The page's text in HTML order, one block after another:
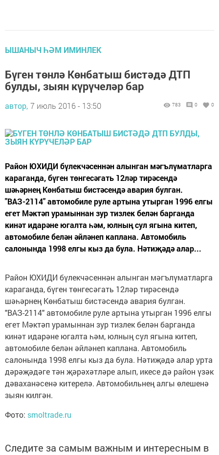
ЫШАНЫЧ ҺӘМ ИМИНЛЕК
Бүген төнлә Көнбатыш бистәдә ДТП
булды, зыян күрүчеләр бар
автор, 7 июль 2016 - 13:50 783 0 0
Район ЮХИДИ бүлекчәсеннән алынган мәгълүматларга
караганда, бүген төнгесәгать 12ләр тирәсендә
шәһәрнең Көнбатыш бистәсендә авария булган.
"ВАЗ-2114" автомобиле руле артына утырган 1996 елгы
егет Мәктәп урамыннан зур тизлек белән барганда
кинәт идарәне югалта һәм, юлның сул ягына китеп,
автомобиле белән әйләнеп каплана. Автомобиль
салонында 1998 елгы кыз да була. Нәтиҗәдә алар...
Район ЮХИДИ бүлекчәсеннән алынган мәгълүматларга
караганда, бүген төнгесәгать 12ләр тирәсендә
шәһәрнең Көнбатыш бистәсендә авария булган.
"ВАЗ-2114" автомобиле руле артына утырган 1996 елгы
егет Мәктәп урамыннан зур тизлек белән барганда
кинәт идарәне югалта һәм, юлның сул ягына китеп,
автомобиле белән әйләнеп каплана. Автомобиль
салонында 1998 елгы кыз да була. Нәтиҗәдә алар урта
дәрәҗәдәге тән җәрәхәтләре алып, икесе дә район үзәк
дәваханәсенә китерелә. Автомобильнең алгы өлешенә
зыян килгән.
Фото: smoltrade.ru
Следите за самым важным и интересным в